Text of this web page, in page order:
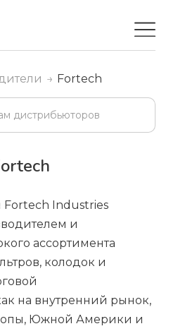
Fortech
Fortech Industries
и
ассортимента
колодок и
на внутренний рынок,
Южной Америки и